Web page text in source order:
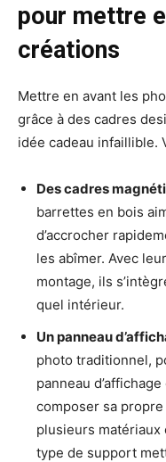
pour mettre
créations
Mettre en avant les
grâce à des cadres
idée cadeau infaillible.
Des cadres
barrettes en bois
d’accrocher
les abîmer. Avec
montage, ils
quel intérieur.
Un panneau
photo traditionnel,
panneau
composer sa propre
plusieurs
type de support